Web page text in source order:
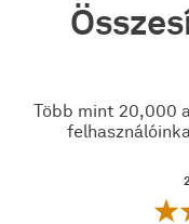
Több mint 20,000